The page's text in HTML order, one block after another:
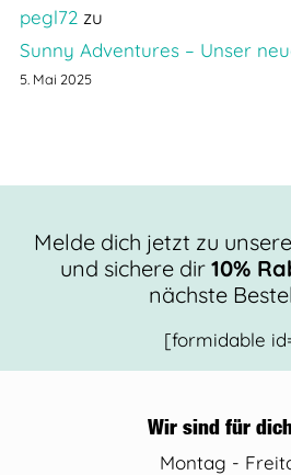
pegl72zu
Sunny Adventures – Unser
5. Mai 2025
Melde dich jetzt zu
und sichere dir 10%
nächste
[formidable
Wir sind für
Montag -